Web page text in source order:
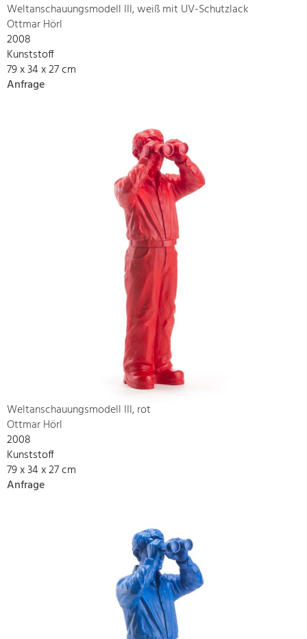
Weltanschauungsmodell III, weiß mit UV-Schutzlack
Ottmar Hörl
2008
Kunststoff
79 x 34 x 27 cm
Anfrage
Weltanschauungsmodell III, rot
Ottmar Hörl
2008
Kunststoff
79 x 34 x 27 cm
Anfrage